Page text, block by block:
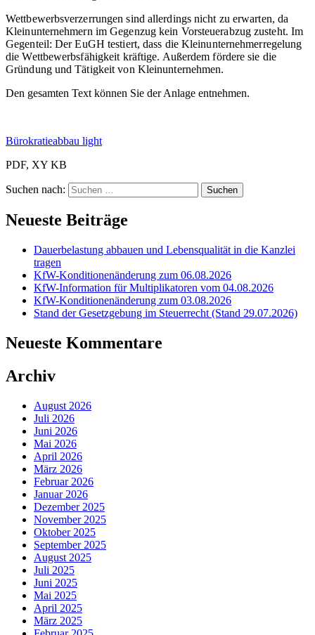
Wettbewerbsverzerrungen sind allerdings nicht zu erwarten, da
Kleinunternehmern im Gegenzug kein Vorsteuerabzug zusteht. Im
Gegenteil: Der EuGH testiert, dass die Kleinunternehmerregelung
die Wettbewerbsfähigkeit kräftige. Außerdem fördere sie die
Gründung und Tätigkeit von Kleinunternehmen.
Den gesamten Text können Sie der Anlage entnehmen.
Bürokratieabbau light
PDF, XY KB
Suchen nach:
Neueste Beiträge
Dauerbelastung abbauen und Lebensqualität in die Kanzlei
tragen
KfW-Konditionenänderung zum 06.08.2026
KfW-Information für Multiplikatoren vom 04.08.2026
KfW-Konditionenänderung zum 03.08.2026
Stand der Gesetzgebung im Steuerrecht (Stand 29.07.2026)
Neueste Kommentare
Archiv
August 2026
Juli 2026
Juni 2026
Mai 2026
April 2026
März 2026
Februar 2026
Januar 2026
Dezember 2025
November 2025
Oktober 2025
September 2025
August 2025
Juli 2025
Juni 2025
Mai 2025
April 2025
März 2025